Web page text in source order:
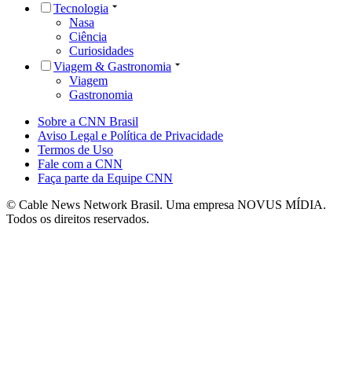
Tecnologia
Nasa
Ciência
Curiosidades
Viagem & Gastronomia
Viagem
Gastronomia
Sobre a CNN Brasil
Aviso Legal e Política de Privacidade
Termos de Uso
Fale com a CNN
Faça parte da Equipe CNN
© Cable News Network Brasil. Uma empresa NOVUS MÍDIA.
Todos os direitos reservados.